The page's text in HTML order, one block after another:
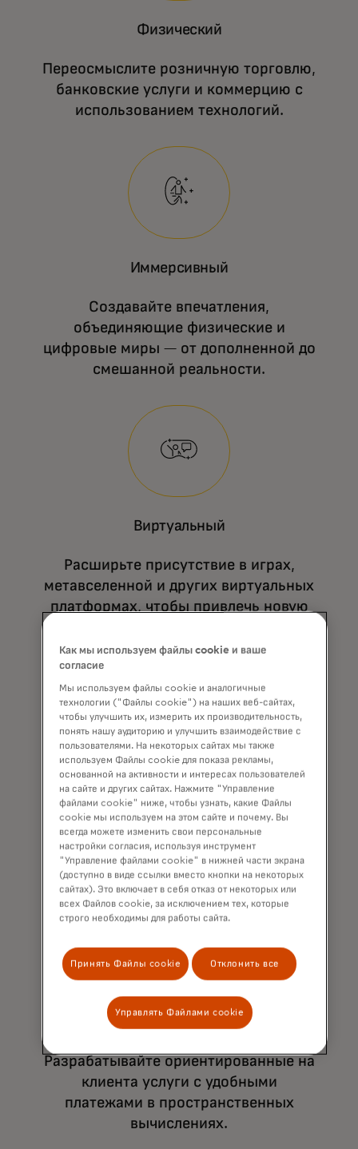
Практика Mastercard Future Tech
объединяет стратегию, консалтинг и
масштабировать решения на базе
Физический
Переосмыслите розничную торговлю,
банковские услуги и коммерцию с
использованием технологий.
Иммерсивный
Создавайте впечатления,
объединяющие физические и
цифровые миры — от дополненной до
смешанной реальности.
Виртуальный
Расширьте присутствие в играх,
метавселенной и других виртуальных
платформах, чтобы привлечь новую
Искусственный интеллект
Внедрите ИИ для персонализации
взаимодействий и вовлечения
клиентов.
Кинематографическая коммерция
Разрабатывайте ориентированные на
клиента услуги с удобными
платежами в пространственных
вычислениях.
Как мы используем файлы cookie и ваше
согласие
Мы используем файлы cookie и аналогичные
технологии ("Файлы cookie") на наших веб-сайтах,
чтобы улучшить их, измерить их производительность,
понять нашу аудиторию и улучшить взаимодействие с
пользователями. На некоторых сайтах мы также
используем Файлы cookie для показа рекламы,
основанной на активности и интересах пользователей
на сайте и других сайтах. Нажмите "Управление
файлами cookie" ниже, чтобы узнать, какие Файлы
cookie мы используем на этом сайте и почему. Вы
всегда можете изменить свои персональные
настройки согласия, используя инструмент
"Управление файлами cookie" в нижней части экрана
(доступно в виде ссылки вместо кнопки на некоторых
сайтах). Это включает в себя отказ от некоторых или
всех Файлов cookie, за исключением тех, которые
строго необходимы для работы сайта.
Принять Файлы cookie Отклонить все
Управлять Файлами cookie